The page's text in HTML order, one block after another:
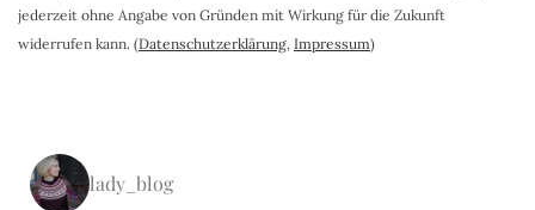
jederzeit ohne Angabe von Gründen mit Wirkung für die Zukunft
widerrufen kann. (Datenschutzerklärung, Impressum)
lady_blog